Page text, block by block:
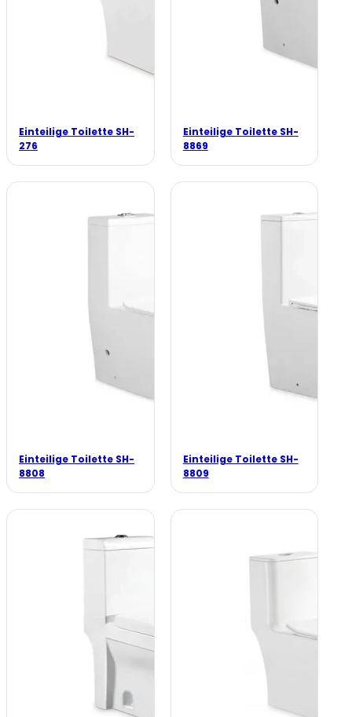
Einteilige Toilette SH-
276
Einteilige Toilette SH-
8869
Einteilige Toilette SH-
8808
Einteilige Toilette SH-
8809